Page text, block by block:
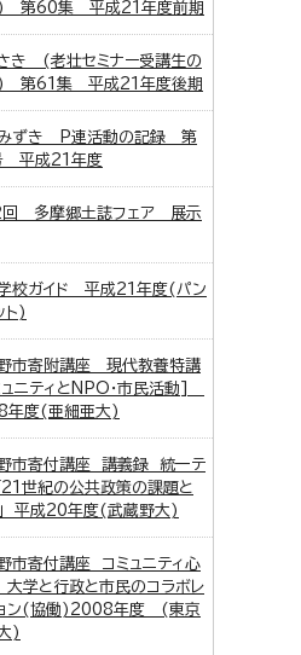
第60集 平成21年度前期
き (老壮セミナー受講生の
第61集 平成21年度後期
ずき P連活動の記録 第
平成21年度
多摩郷土誌フェア 展示
校ガイド 平成21年度(パン
ト)
市寄附講座 現代教養特講
ュニティとNPO・市民活動]
年度(亜細亜大)
市寄付講座 講義録 統一テ
21世紀の公共政策の課題と
平成20年度(武蔵野大)
市寄付講座 コミュニティ心
学と行政と市民のコラボレ
ン(協働)2008年度 (東京
)